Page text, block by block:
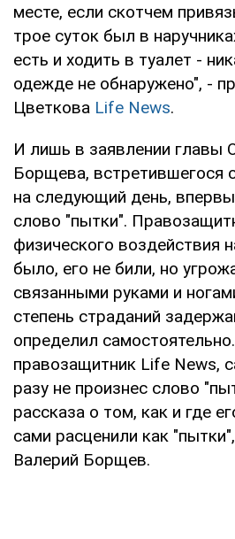
месте, если скотчем
трое суток был в
есть и ходить в туалет -
одежде не обнаружено", -
Цветкова Life News.
И лишь в заявлении главы
Борщева, встретившегося
на следующий день,
слово "пытки".
физического воздействия
было, его не били, но
связанными руками и
степень страданий
определил
правозащитник Life News,
разу не произнес слово
рассказа о том, как и где
сами расценили как
Валерий Борщев.